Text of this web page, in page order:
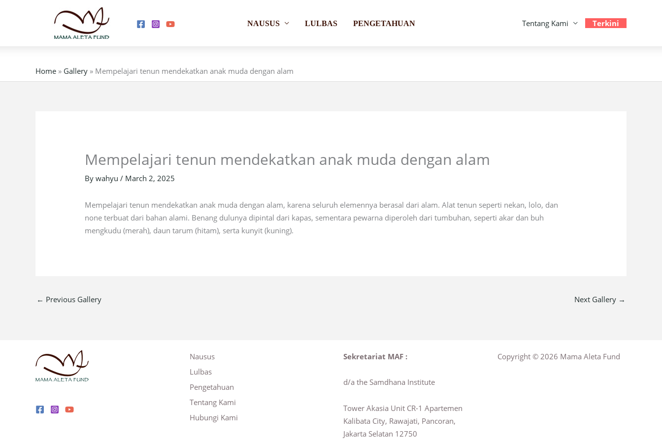
NAUSUS LULBAS PENGETAHUAN Tentang Kami Terkini
Home » Gallery » Mempelajari tenun mendekatkan anak muda dengan alam
Mempelajari tenun mendekatkan anak muda dengan alam
Bywahyu/ March 2, 2025
Mempelajari tenun mendekatkan anak muda dengan alam, karena seluruh elemennya berasal dari alam. Alat tenun seperti nekan, lolo, dan
none terbuat dari bahan alami. Benang dulunya dipintal dari kapas, sementara pewarna diperoleh dari tumbuhan, seperti akar dan buh
mengkudu (merah), daun tarum (hitam), serta kunyit (kuning).
← Previous Gallery Next Gallery →
Nausus
Lulbas
Pengetahuan
Tentang Kami
Hubungi Kami
Sekretariat MAF :
d/a the Samdhana Institute
Tower Akasia Unit CR-1 Apartemen
Kalibata City, Rawajati, Pancoran,
Jakarta Selatan 12750
Copyright © 2026 Mama Aleta Fund